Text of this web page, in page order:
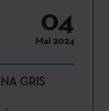
04
Mai 2024
GRIS